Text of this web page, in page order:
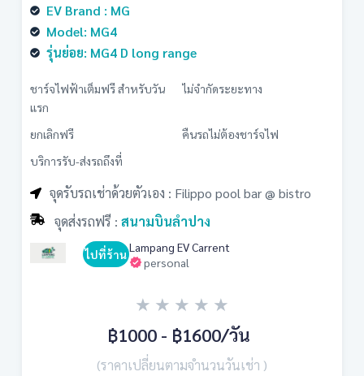
EV Brand : MG
Model: MG4
รุ่นย่อย: MG4 D long range
ชาร์จไฟฟ้าเต็มฟรี สำหรับวัน
แรก
ไม่จำกัดระยะทาง
ยกเลิกฟรี
คืนรถไม่ต้องชาร์จไฟ
บริการรับ-ส่งรถถึงที่
จุดรับรถเช่าด้วยตัวเอง : Filippo pool bar @ bistro
จุดส่งรถฟรี : สนามบินลําปาง
ไปที่ร้าน
personal
Lampang EV Carrent
฿1000 - ฿1600/วัน
(ราคาเปลี่ยนตามจำนวนวันเช่า )
★ ★ ★ ★ ★